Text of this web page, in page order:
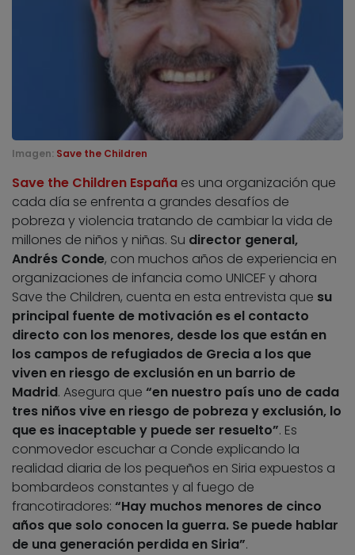
Imagen: Save the Children
Save the Children España es una organización que
cada día se enfrenta a grandes desafíos de
pobreza y violencia tratando de cambiar la vida de
millones de niños y niñas. Su director general,
Andrés Conde, con muchos años de experiencia en
organizaciones de infancia como UNICEF y ahora
Save the Children, cuenta en esta entrevista que su
principal fuente de motivación es el contacto
directo con los menores, desde los que están en
los campos de refugiados de Grecia a los que
viven en riesgo de exclusión en un barrio de
Madrid. Asegura que “en nuestro país uno de cada
tres niños vive en riesgo de pobreza y exclusión, lo
que es inaceptable y puede ser resuelto”. Es
conmovedor escuchar a Conde explicando la
realidad diaria de los pequeños en Siria expuestos a
bombardeos constantes y al fuego de
francotiradores: “Hay muchos menores de cinco
años que solo conocen la guerra. Se puede hablar
de una generación perdida en Siria”.